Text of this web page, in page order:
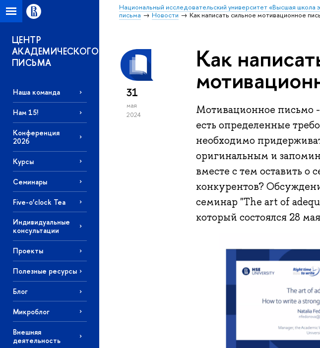
Национальный исследовательский университет «Высшая школа
письма
Новости Как написать сильное мотивационное
ЦЕНТР
АКАДЕМИЧЕСКОГО
ПИСЬМА
Наша команда
Нам 15!
Конференция
2026
Курсы
Семинары
Five-o’clock Tea
Индивидуальные
консультации
Проекты
Полезные ресурсы
Блог
Микроблог
Внешняя
деятельность
31
мая
2024
Как
Мотивационное письмо
есть определенные
необходимо
оригинальным и
вместе с тем оставить о
конкурентов?
семинар "The art of
который состоялся 28